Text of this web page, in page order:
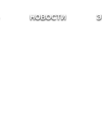
НОВОСТИ